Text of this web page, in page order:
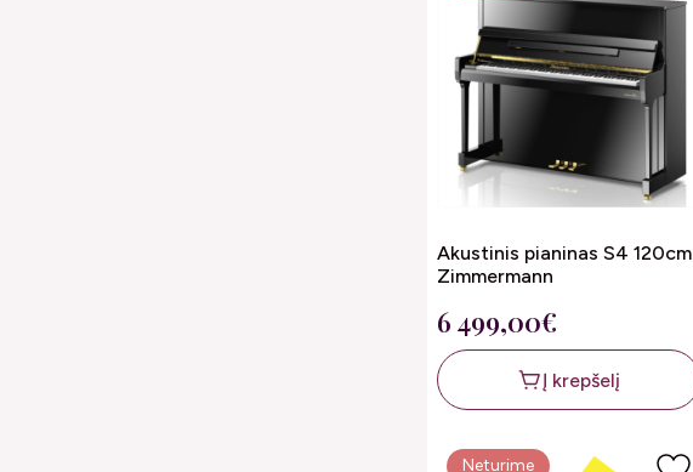
Akustinis pianinas S4 120cm
Zimmermann
6 499,00€
Į krepšelį
Neturime